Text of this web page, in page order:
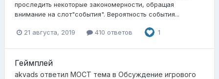
проследить некоторые закономерности, обращая
внимание на слот"события". Вероятность события...
21 августа, 2019 410 ответов 1
Геймплей
akvads ответил MOCT тема в Обсуждение игрового